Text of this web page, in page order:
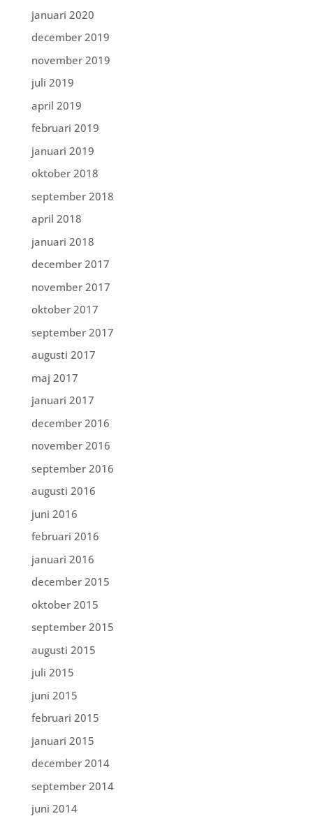
januari 2020
december 2019
november 2019
juli 2019
april 2019
februari 2019
januari 2019
oktober 2018
september 2018
april 2018
januari 2018
december 2017
november 2017
oktober 2017
september 2017
augusti 2017
maj 2017
januari 2017
december 2016
november 2016
september 2016
augusti 2016
juni 2016
februari 2016
januari 2016
december 2015
oktober 2015
september 2015
augusti 2015
juli 2015
juni 2015
februari 2015
januari 2015
december 2014
september 2014
juni 2014